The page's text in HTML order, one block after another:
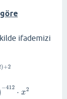
ifademizi
)+2
−412 ⋅ x2